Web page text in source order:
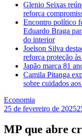
Glenio Seixas
reforça
Encontro político
Eduardo Braga
do interior
Joelson Silva
reforça proteção
Japão marca 81
Camila Pitanga
sobre cuidados
Economia
25 de fevereiro de 2025
MP que abre